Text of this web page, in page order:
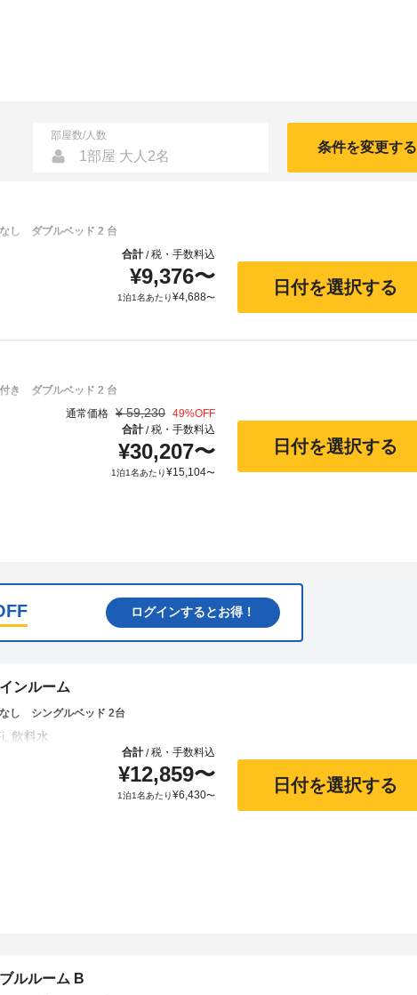
部屋数/人数
1部屋 大人2名
条件を変更する
し
ダブルベッド 2 台
合計/税・手数料込
¥9,376〜
1泊1名あたり¥4,688〜
日付を選択する
き
ダブルベッド 2 台
通常価格 ¥ 59,230 49%OFF
合計/税・手数料込
¥30,207〜
1泊1名あたり¥15,104〜
日付を選択する
ログインするとお得！
ンルーム
し シングルベッド 2台
合計/税・手数料込
¥12,859〜
1泊1名あたり¥6,430〜
日付を選択する
ルルーム B